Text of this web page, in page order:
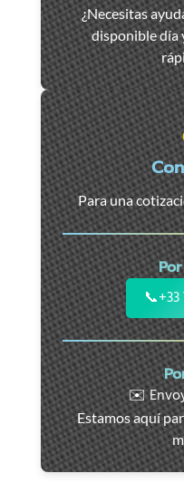
Asistencia
y
remolque
de
coches
en
Marsella
-
Servicio
24/7
para
coches,
motos
y
vehículos
utilitarios.
Intervención
rápida
en
toda
la
región
¿Necesitas
disponible día
Para una
📞
✉️
Estamos aquí